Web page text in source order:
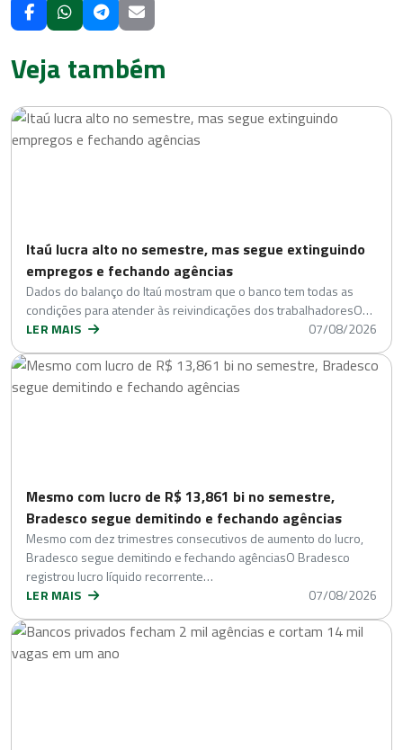
Veja também
Itaú lucra alto no semestre, mas segue extinguindo
empregos e fechando agências
Dados do balanço do Itaú mostram que o banco tem todas as
condições para atender às reivindicações dos trabalhadoresO…
LER MAIS
07/08/2026
Mesmo com lucro de R$ 13,861 bi no semestre,
Bradesco segue demitindo e fechando agências
Mesmo com dez trimestres consecutivos de aumento do lucro,
Bradesco segue demitindo e fechando agênciasO Bradesco
registrou lucro líquido recorrente…
LER MAIS
07/08/2026